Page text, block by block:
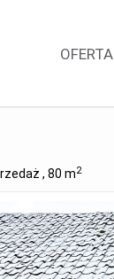
OFERTA
, 80 m2